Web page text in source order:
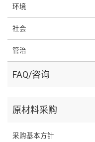
环境
社会
管治
FAQ/咨询
原材料采购
采购基本方针